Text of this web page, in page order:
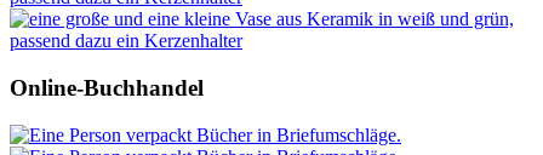
Online-Buchhandel